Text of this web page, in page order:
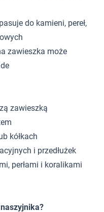
do kamieni, pereł,
zawieszka może
zawieszką
kółkach
i przedłużek
perłami i koralikami